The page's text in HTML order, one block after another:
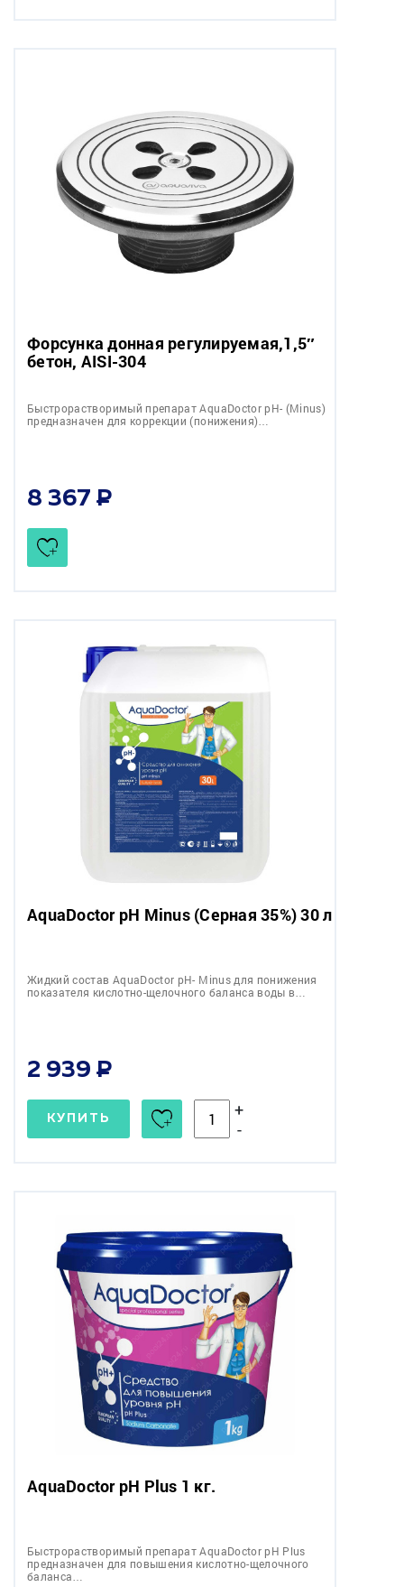
Форсунка донная регулируемая,1,5″
бетон, AISI-304
Быстрорастворимый препарат AquaDoctor pH- (Minus)
предназначен для коррекции (понижения)…
8 367
AquaDoctor pH Minus (Серная 35%) 30 л
Жидкий состав AquaDoctor pH- Minus для понижения
показателя кислотно-щелочного баланса воды в…
2 939
КУПИТЬ
+
-
AquaDoctor pH Plus 1 кг.
Быстрорастворимый препарат AquaDoctor pH Plus
предназначен для повышения кислотно-щелочного
баланса…